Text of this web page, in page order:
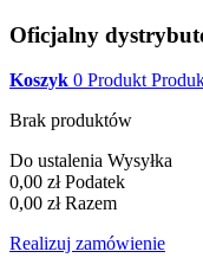
Oficjalny
Koszyk 0 Produkt
Brak produktów
Do ustalenia Wysyłka
0,00 zł Podatek
0,00 zł Razem
Realizuj zamówienie